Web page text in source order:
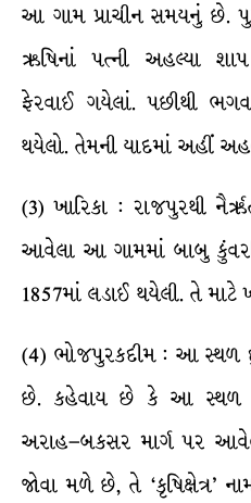
આ ગામ પ્રાચીન સમયનું છે.
ઋષિનાં પત્ની અહલ્યા શાપ
ફેરવાઈ ગયેલાં. પછીથી
થયેલો. તેમની યાદમાં અહીં
(3) ખારિકા : રાજપુરથી
આવેલા આ ગામમાં બાબુ
1857માં લડાઈ થયેલી. તે માટે
(4) ભોજપુરકદીમ : આ સ્થળ
છે. કહેવાય છે કે આ સ્થળ
અરાહ–બકસર માર્ગ પર
જોવા મળે છે, તે ‘કૃષિક્ષેત્ર’